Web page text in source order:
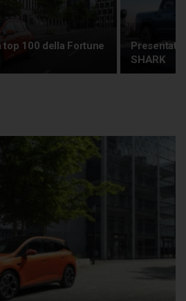
top 100 della Fortune
Presentato
SHARK